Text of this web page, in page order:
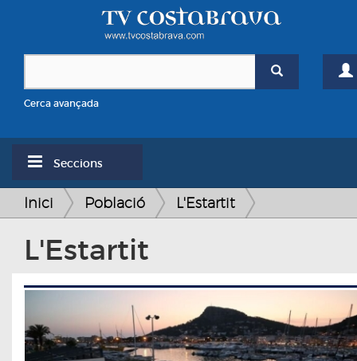
Cerca avançada
Seccions
Inici Població L'Estartit
L'Estartit